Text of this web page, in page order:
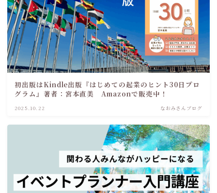
初出版はKindle出版『はじめての起業のヒント30日プロ
グラム』著者：宮本直美 Amazonで販売中！
2025.10.22 なおみさんブログ